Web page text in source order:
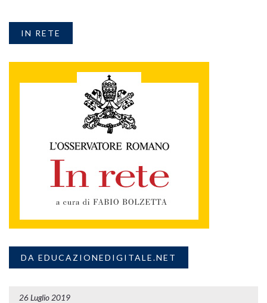
IN RETE
DA EDUCAZIONEDIGITALE.NET
26 Luglio 2019